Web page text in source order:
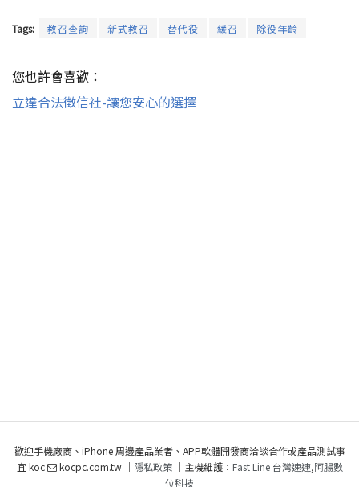
Tags: 教召查詢 新式教召 替代役 緩召 除役年齡
您也許會喜歡：
立達合法徵信社-讓您安心的選擇
歡迎手機廠商、iPhone 周邊產品業者、APP軟體開發商洽談合作或產品測試事
宜 koc
kocpc.com.tw ｜ 隱私政策｜主機維護： Fast Line 台灣速連,阿腸數
位科技